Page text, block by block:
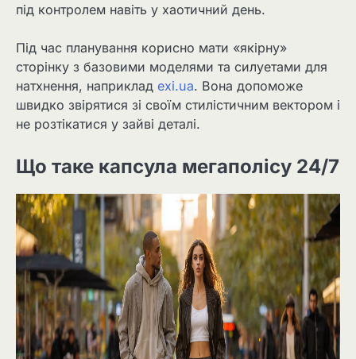
під контролем навіть у хаотичний день.
Під час планування корисно мати «якірну»
сторінку з базовими моделями та силуетами для
натхнення, наприклад exi.ua. Вона допоможе
швидко звірятися зі своїм стилістичним вектором і
не розтікатися у зайві деталі.
Що таке капсула мегаполісу 24/7